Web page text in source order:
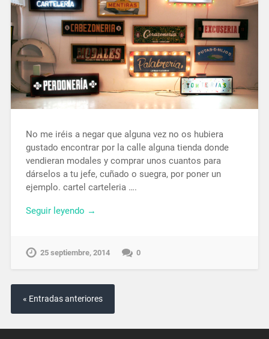
No me iréis a negar que alguna vez no os hubiera
gustado encontrar por la calle alguna tienda donde
vendieran modales y comprar unos cuantos para
dárselos a tu jefe, cuñado o suegra, por poner un
ejemplo. cartel carteleria ….
Seguir leyendo →
25 septiembre, 2014 0
« Entradas anteriores